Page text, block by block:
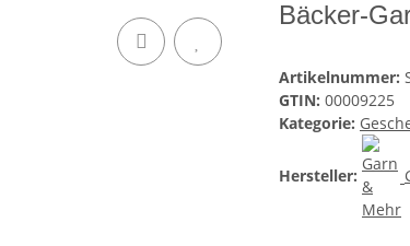
Bäcker-
Artikelnummer:
GTIN: 00009225
Kategorie:
Hersteller: